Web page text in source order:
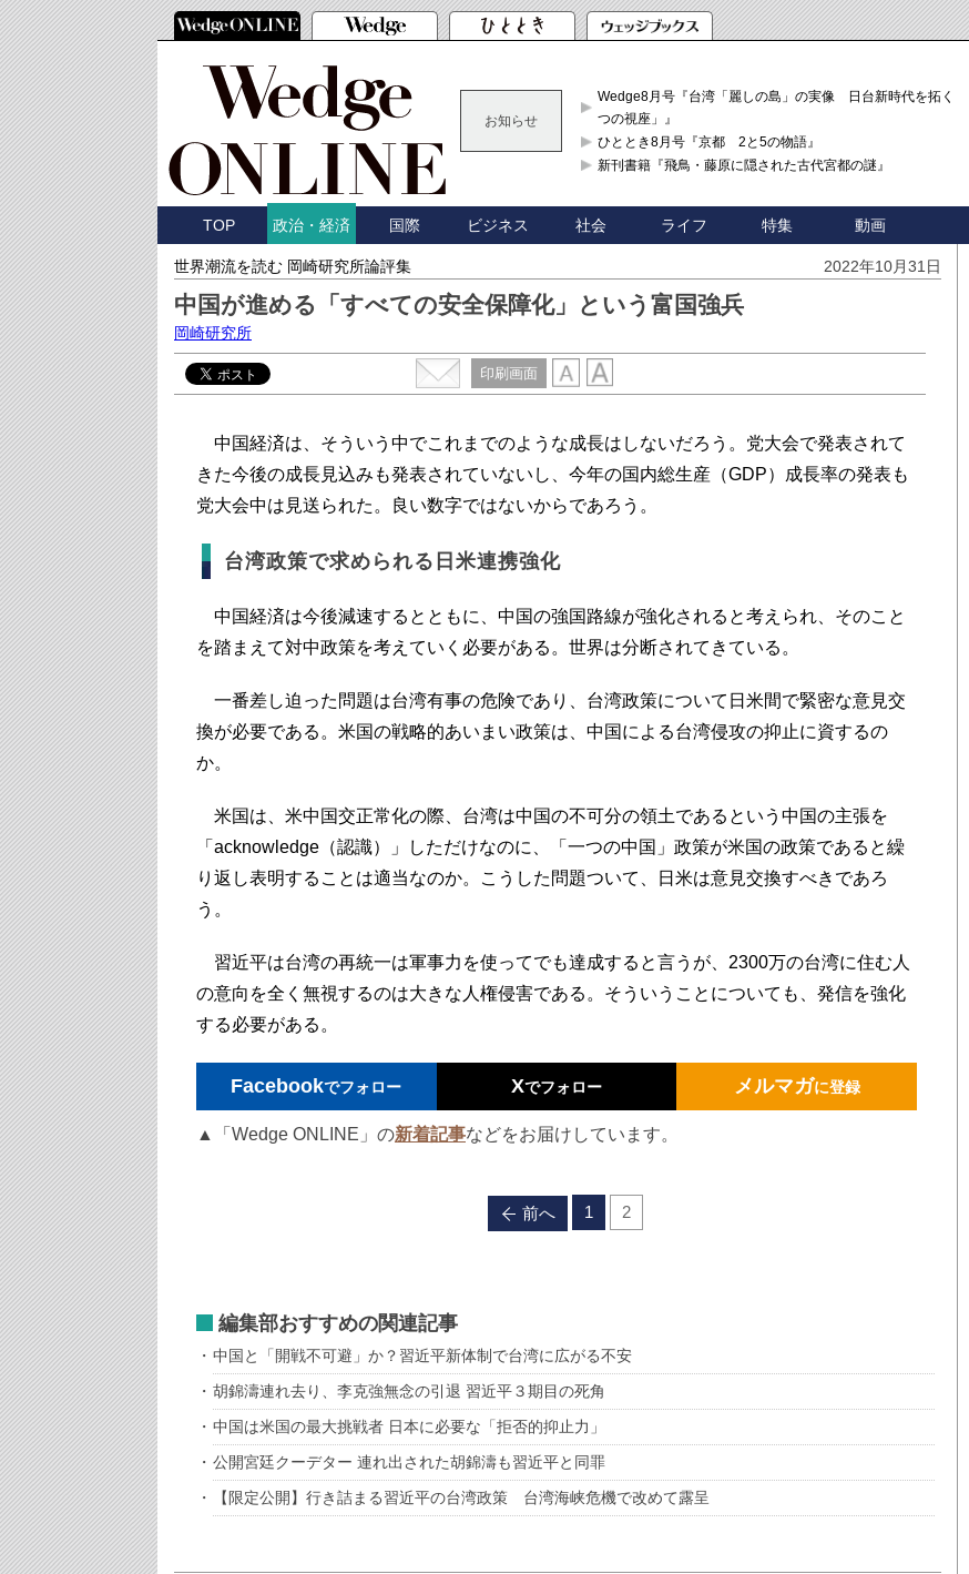
お知らせ
Wedge8月号『台湾「麗しの島」の実像 日台新時代を拓く「3
つの視座」』
ひととき8月号『京都 2と5の物語』
新刊書籍『飛鳥・藤原に隠された古代宮都の謎』
TOP 政治・経済 国際 ビジネス 社会 ライフ 特集 動画
世界潮流を読む 岡崎研究所論評集 2022年10月31日
中国が進める「すべての安全保障化」という富国強兵
岡崎研究所
印刷画面
中国経済は、そういう中でこれまでのような成長はしないだろう。党大会で発表されて
きた今後の成長見込みも発表されていないし、今年の国内総生産（GDP）成長率の発表も
党大会中は見送られた。良い数字ではないからであろう。
台湾政策で求められる日米連携強化
中国経済は今後減速するとともに、中国の強国路線が強化されると考えられ、そのこと
を踏まえて対中政策を考えていく必要がある。世界は分断されてきている。
一番差し迫った問題は台湾有事の危険であり、台湾政策について日米間で緊密な意見交
換が必要である。米国の戦略的あいまい政策は、中国による台湾侵攻の抑止に資するの
か。
米国は、米中国交正常化の際、台湾は中国の不可分の領土であるという中国の主張を
「acknowledge（認識）」しただけなのに、「一つの中国」政策が米国の政策であると繰
り返し表明することは適当なのか。こうした問題ついて、日米は意見交換すべきであろ
う。
習近平は台湾の再統一は軍事力を使ってでも達成すると言うが、2300万の台湾に住む人
の意向を全く無視するのは大きな人権侵害である。そういうことについても、発信を強化
する必要がある。
Facebookでフォロー Xでフォロー メルマガに登録
▲「Wedge ONLINE」の新着記事などをお届けしています。
前へ 1 2
編集部おすすめの関連記事
中国と「開戦不可避」か？習近平新体制で台湾に広がる不安
胡錦濤連れ去り、李克強無念の引退 習近平３期目の死角
中国は米国の最大挑戦者 日本に必要な「拒否的抑止力」
公開宮廷クーデター 連れ出された胡錦濤も習近平と同罪
【限定公開】行き詰まる習近平の台湾政策 台湾海峡危機で改めて露呈